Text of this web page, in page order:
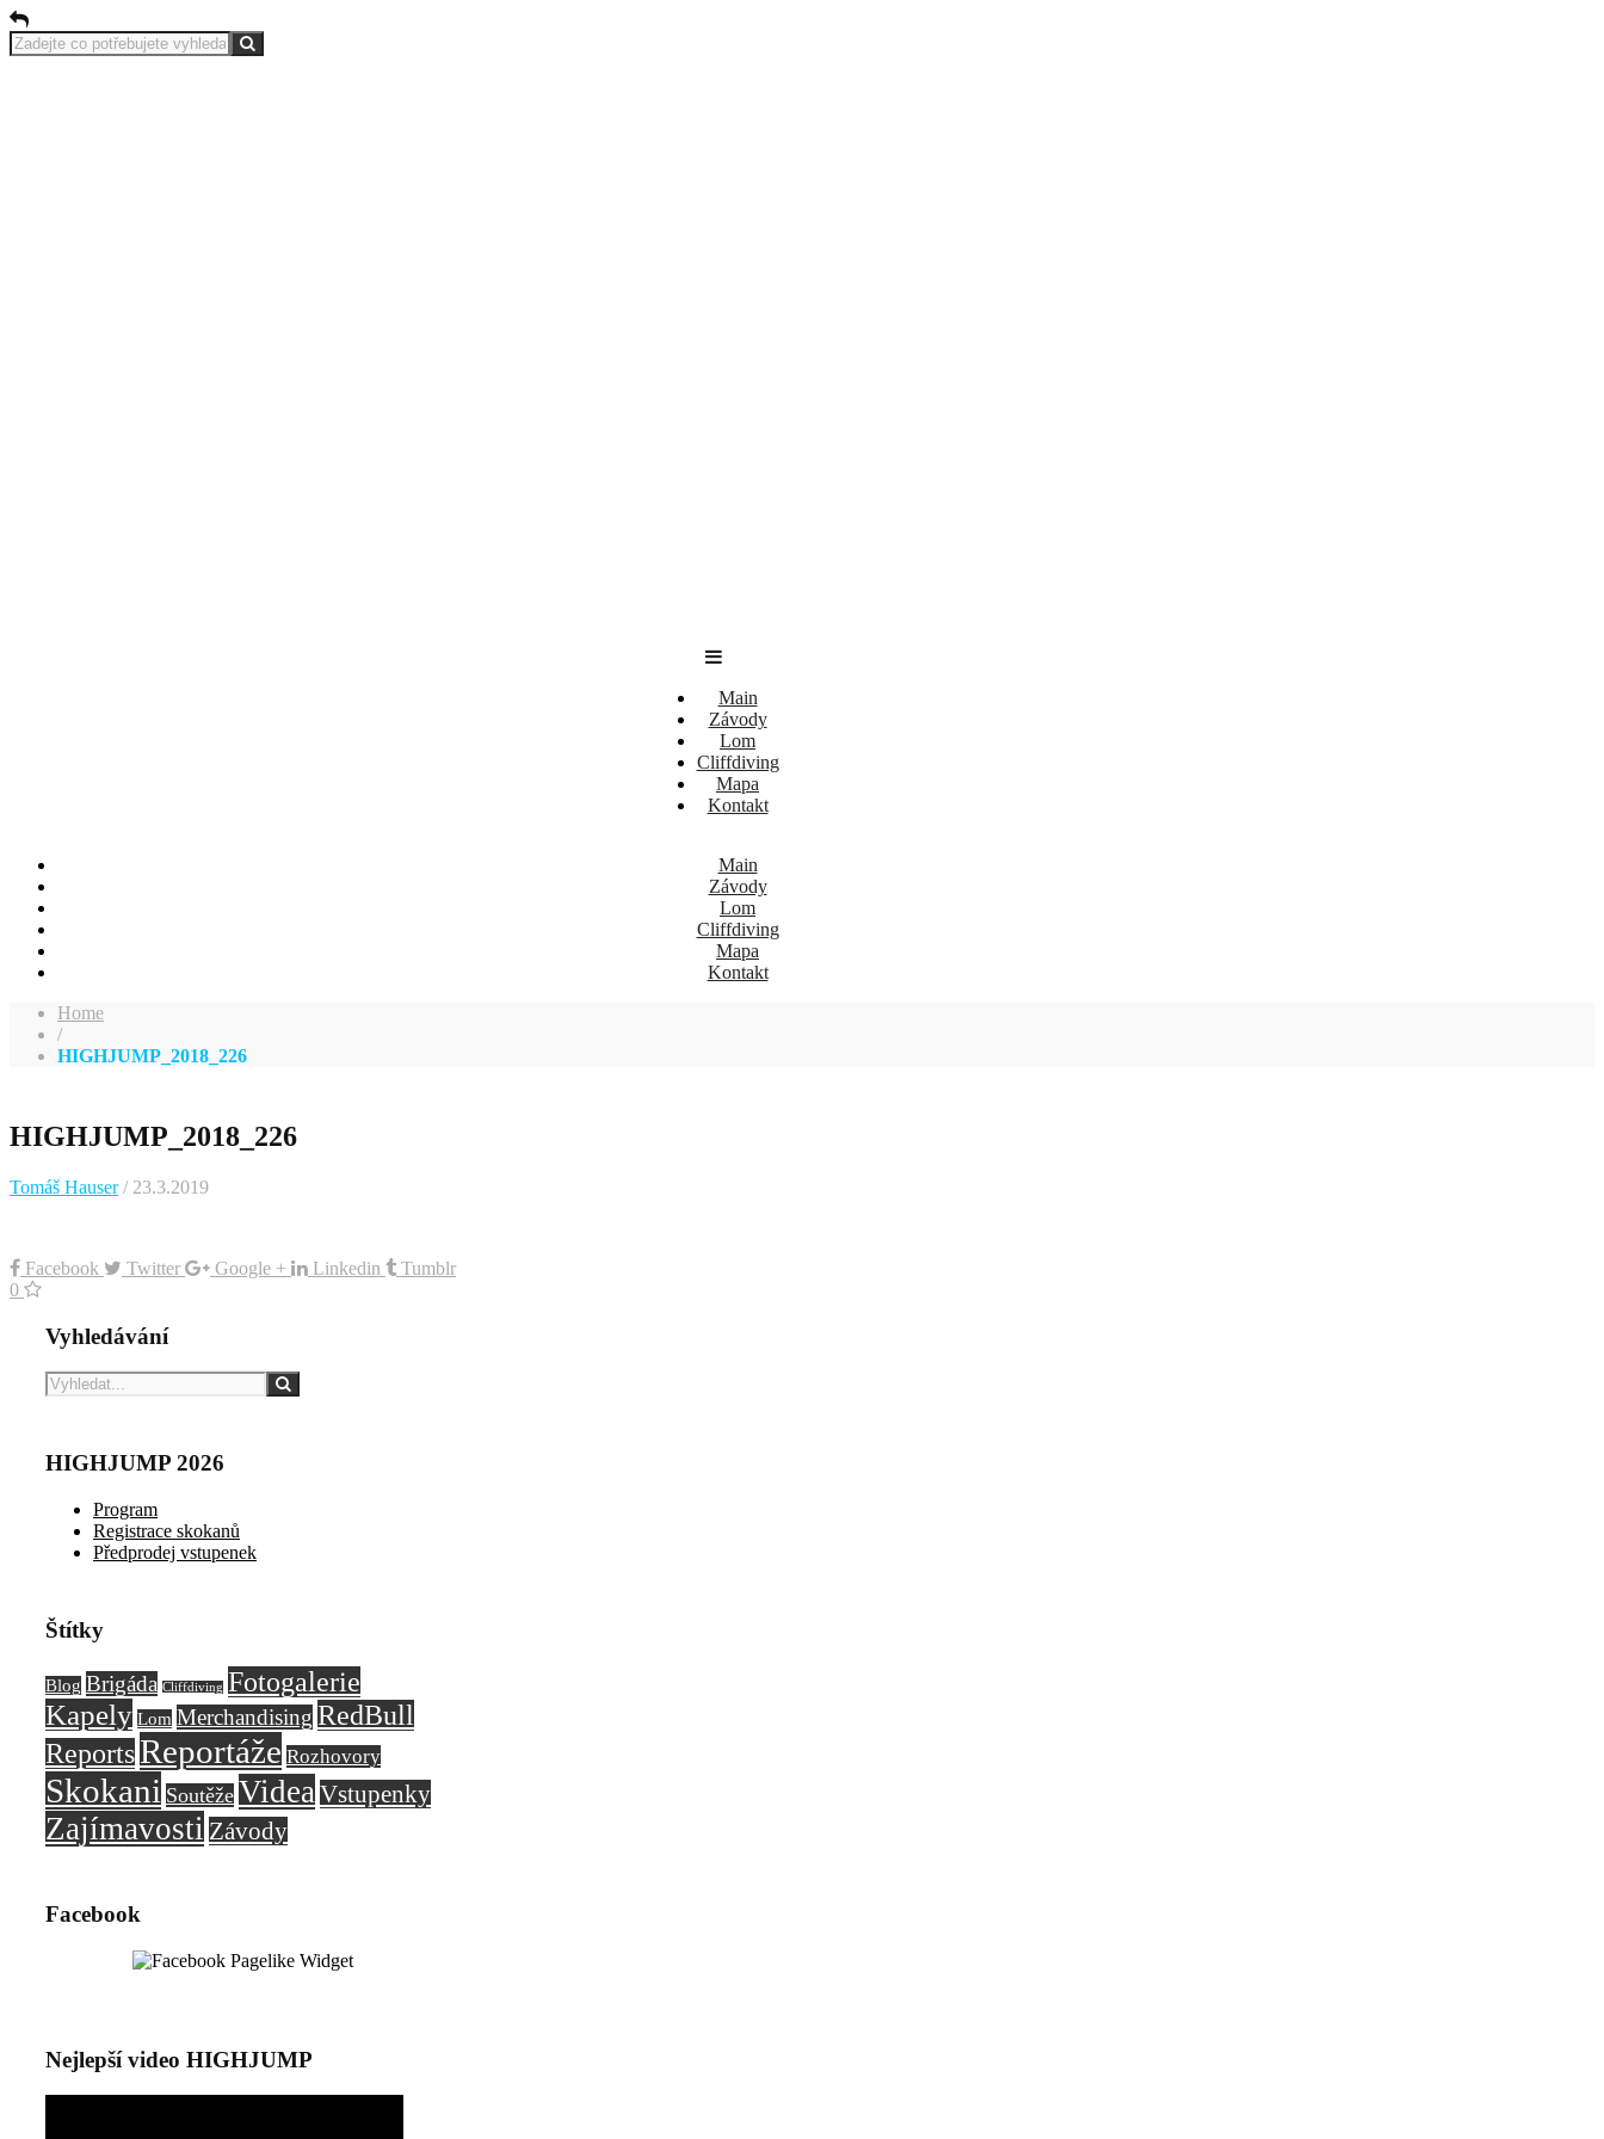
Main
Závody
Lom
Cliffdiving
Mapa
Kontakt
Main
Závody
Lom
Cliffdiving
Mapa
Kontakt
Home
/
HIGHJUMP_2018_226
HIGHJUMP_2018_226
Tomáš Hauser/ 23.3.2019
Facebook Twitter Google + Linkedin
Tumblr
0
Vyhledávání
HIGHJUMP 2026
Program
Registrace skokanů
Předprodej vstupenek
Štítky
Blog Brigáda Cliffdiving Fotogalerie
Kapely Lom Merchandising RedBull
ReportsReportáže Rozhovory
Skokani Soutěže Videa Vstupenky
Zajímavosti Závody
Facebook
Nejlepší video HIGHJUMP